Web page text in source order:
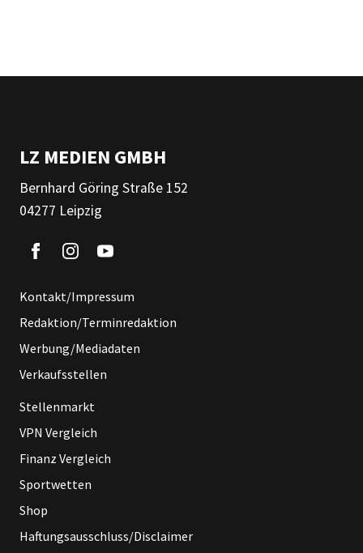
LZ MEDIEN GMBH
Bernhard Göring Straße 152
04277 Leipzig
Kontakt/Impressum
Redaktion/Terminredaktion
Werbung/Mediadaten
Verkaufsstellen
Stellenmarkt
VPN Vergleich
Finanz Vergleich
Sportwetten
Shop
Haftungsausschluss/Disclaimer